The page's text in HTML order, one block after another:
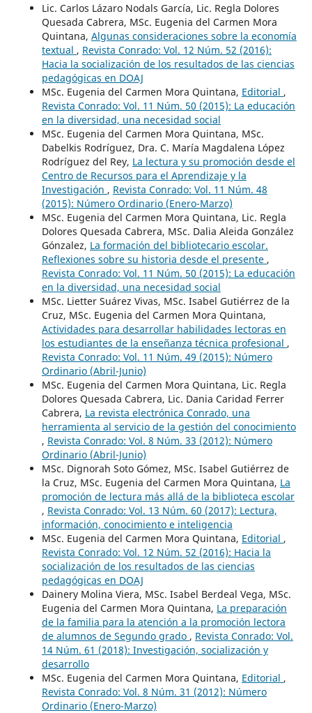
Lic. Carlos Lázaro Nodals García, Lic. Regla Dolores
Quesada Cabrera, MSc. Eugenia del Carmen Mora
Quintana, Algunas consideraciones sobre la economía
textual , Revista Conrado: Vol. 12 Núm. 52 (2016):
Hacia la socialización de los resultados de las ciencias
pedagógicas en DOAJ
MSc. Eugenia del Carmen Mora Quintana, Editorial ,
Revista Conrado: Vol. 11 Núm. 50 (2015): La educación
en la diversidad, una necesidad social
MSc. Eugenia del Carmen Mora Quintana, MSc.
Dabelkis Rodríguez, Dra. C. María Magdalena López
Rodríguez del Rey, La lectura y su promoción desde el
Centro de Recursos para el Aprendizaje y la
Investigación , Revista Conrado: Vol. 11 Núm. 48
(2015): Número Ordinario (Enero-Marzo)
MSc. Eugenia del Carmen Mora Quintana, Lic. Regla
Dolores Quesada Cabrera, MSc. Dalia Aleida González
Gónzalez, La formación del bibliotecario escolar.
Reflexiones sobre su historia desde el presente ,
Revista Conrado: Vol. 11 Núm. 50 (2015): La educación
en la diversidad, una necesidad social
MSc. Lietter Suárez Vivas, MSc. Isabel Gutiérrez de la
Cruz, MSc. Eugenia del Carmen Mora Quintana,
Actividades para desarrollar habilidades lectoras en
los estudiantes de la enseñanza técnica profesional ,
Revista Conrado: Vol. 11 Núm. 49 (2015): Número
Ordinario (Abril-Junio)
MSc. Eugenia del Carmen Mora Quintana, Lic. Regla
Dolores Quesada Cabrera, Lic. Dania Caridad Ferrer
Cabrera, La revista electrónica Conrado, una
herramienta al servicio de la gestión del conocimiento
, Revista Conrado: Vol. 8 Núm. 33 (2012): Número
Ordinario (Abril-Junio)
MSc. Dignorah Soto Gómez, MSc. Isabel Gutiérrez de
la Cruz, MSc. Eugenia del Carmen Mora Quintana, La
promoción de lectura más allá de la biblioteca escolar
, Revista Conrado: Vol. 13 Núm. 60 (2017): Lectura,
información, conocimiento e inteligencia
MSc. Eugenia del Carmen Mora Quintana, Editorial ,
Revista Conrado: Vol. 12 Núm. 52 (2016): Hacia la
socialización de los resultados de las ciencias
pedagógicas en DOAJ
Dainery Molina Viera, MSc. Isabel Berdeal Vega, MSc.
Eugenia del Carmen Mora Quintana, La preparación
de la familia para la atención a la promoción lectora
de alumnos de Segundo grado , Revista Conrado: Vol.
14 Núm. 61 (2018): Investigación, socialización y
desarrollo
MSc. Eugenia del Carmen Mora Quintana, Editorial ,
Revista Conrado: Vol. 8 Núm. 31 (2012): Número
Ordinario (Enero-Marzo)